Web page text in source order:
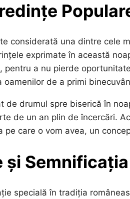
considerată una dintre cele
exprimate în această
pentru a nu pierde
de a primi
de drumul spre biserică în
de un an plin de încercări.
pe care o vom avea, un
și
specială în tradiția